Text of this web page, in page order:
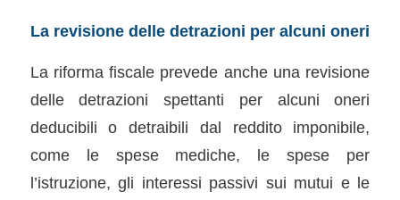
La revisione delle detrazioni per alcuni oneri
La riforma fiscale prevede anche una revisione
delle detrazioni spettanti per alcuni oneri
deducibili o detraibili dal reddito imponibile,
come le spese mediche, le spese per
l’istruzione, gli interessi passivi sui mutui e le